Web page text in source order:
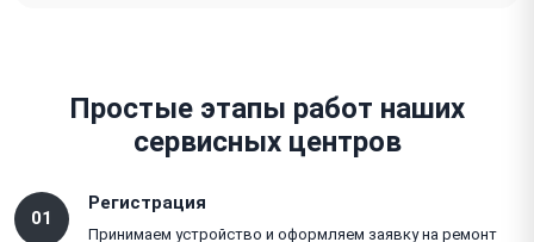
Простые этапы работ наших
сервисных центров
01
Регистрация
Принимаем устройство и оформляем заявку на ремонт